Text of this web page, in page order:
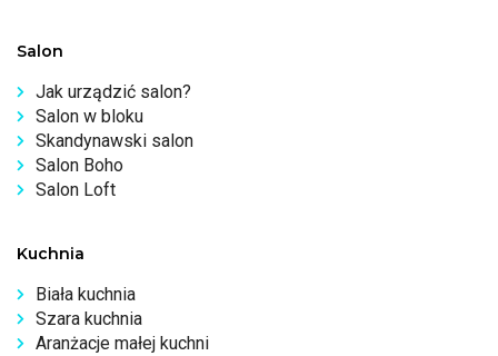
Salon
Jak urządzić salon?
Salon w bloku
Skandynawski salon
Salon Boho
Salon Loft
Kuchnia
Biała kuchnia
Szara kuchnia
Aranżacje małej kuchni